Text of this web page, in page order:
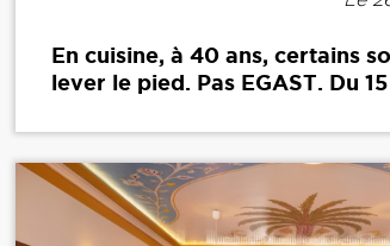
En cuisine, à 40 ans, certains
lever le pied. Pas EGAST. Du